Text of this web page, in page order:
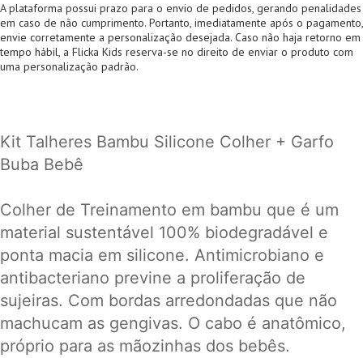
A plataforma possui prazo para o envio de pedidos, gerando penalidades
em caso de não cumprimento. Portanto, imediatamente após o pagamento,
envie corretamente a personalização desejada. Caso não haja retorno em
tempo hábil, a Flicka Kids reserva-se no direito de enviar o produto com
uma personalização padrão.
Kit Talheres Bambu Silicone Colher + Garfo
Buba Bebê
Colher de Treinamento em bambu que é um
material sustentável 100% biodegradável e
ponta macia em silicone. Antimicrobiano e
antibacteriano previne a proliferação de
sujeiras. Com bordas arredondadas que não
machucam as gengivas. O cabo é anatômico,
próprio para as mãozinhas dos bebês.